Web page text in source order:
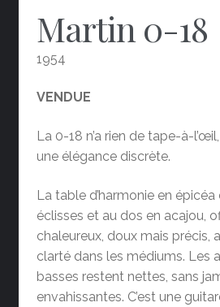
Martin 0-18
1954
VENDUE
La 0-18 n’a rien de tape-à-
une élégance discrète.
La table d’harmonie en
éclisses et au dos en acajou,
chaleureux, doux mais précis,
clarté dans les médiums. Les
basses restent nettes, sans
envahissantes. C’est une